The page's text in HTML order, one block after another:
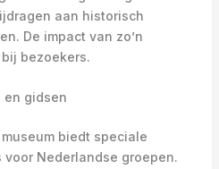
aan historisch
De impact van zo’n
bezoekers.
en gidsen
biedt speciale
voor Nederlandse groepen.